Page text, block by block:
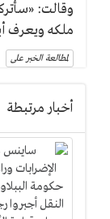
وقالت:
ملكه ويعرف
لمطالعة الخبر على
أخبار مرتبطة